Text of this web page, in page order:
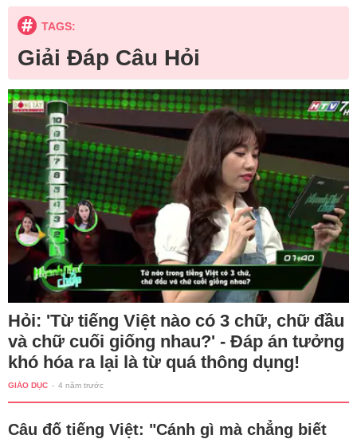
TAGS:
Giải Đáp Câu Hỏi
Hỏi: 'Từ tiếng Việt nào có 3 chữ, chữ đầu
và chữ cuối giống nhau?' - Đáp án tưởng
khó hóa ra lại là từ quá thông dụng!
GIÁO DỤC - 4 năm trước
Câu đố tiếng Việt: "Cánh gì mà chẳng biết